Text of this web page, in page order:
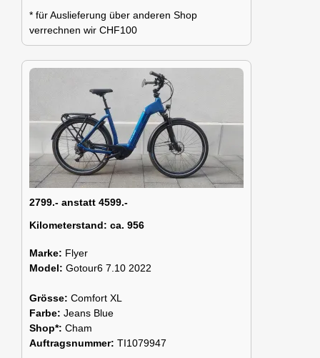
* für Auslieferung über anderen Shop
verrechnen wir CHF100
2799.- anstatt 4599.-
Kilometerstand: ca. 956
Marke: Flyer
Model: Gotour6 7.10 2022
Grösse: Comfort XL
Farbe: Jeans Blue
Shop*: Cham
Auftragsnummer: TI1079947